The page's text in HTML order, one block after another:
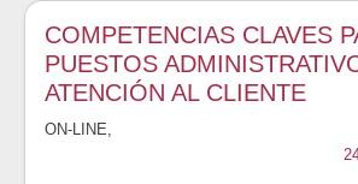
COMPETENCIAS CLAVES
PUESTOS
ATENCIÓN AL CLIENTE
ON-LINE,